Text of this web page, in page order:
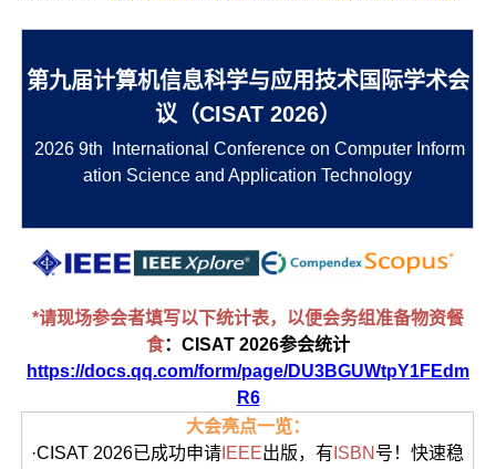
第九届计算机信息科学与应用技术国际学术会
议（CISAT 2026）
2026 9th International Conference on Computer Inform
ation Science and Application Technology
*请现场参会者填写以下统计表，以便会务组准备物资餐
食：CISAT 2026参会统计
https://docs.qq.com/form/page/DU3BGUWtpY1FEdm
R6
大会亮点一览：
·CISAT 2026已成功申请 IEEE出版，有 ISBN 号！快速稳